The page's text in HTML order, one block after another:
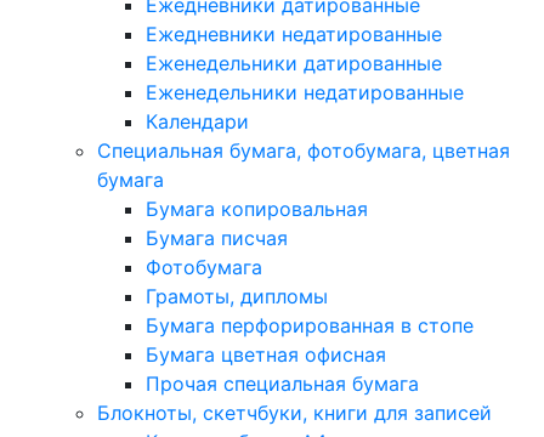
Ежедневники датированные
Ежедневники недатированные
Еженедельники датированные
Еженедельники недатированные
Календари
Специальная бумага, фотобумага, цветная
бумага
Бумага копировальная
Бумага писчая
Фотобумага
Грамоты, дипломы
Бумага перфорированная в стопе
Бумага цветная офисная
Прочая специальная бумага
Блокноты, скетчбуки, книги для записей